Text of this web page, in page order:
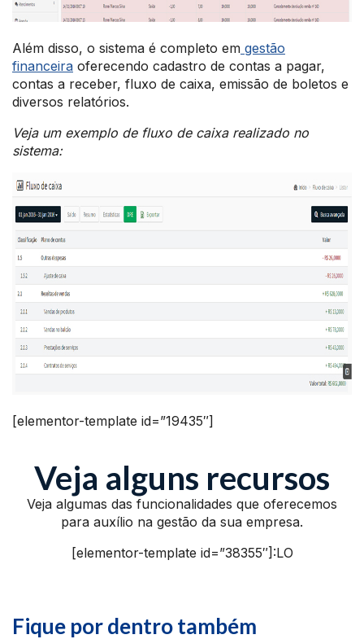
Além disso, o sistema é completo em gestão
financeira oferecendo cadastro de contas a pagar,
contas a receber, fluxo de caixa, emissão de boletos e
diversos relatórios.
Veja um exemplo de fluxo de caixa realizado no
sistema:
[elementor-template id=”19435″]
Veja alguns recursos
Veja algumas das funcionalidades que oferecemos
para auxílio na gestão da sua empresa.
[elementor-template id=”38355″]:LO
Fique por dentro também